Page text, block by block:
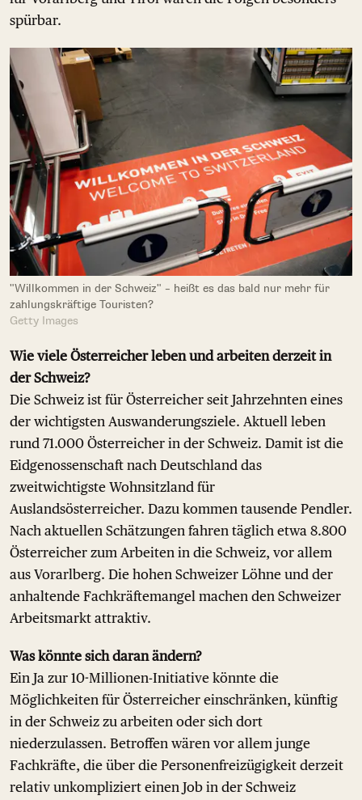
spürbar.
"Willkommen in der Schweiz" – heißt es das bald nur mehr für
zahlungskräftige Touristen?
Getty Images
Wie viele Österreicher leben und arbeiten derzeit in
der Schweiz?
Die Schweiz ist für Österreicher seit Jahrzehnten eines
der wichtigsten Auswanderungsziele. Aktuell leben
rund 71.000 Österreicher in der Schweiz. Damit ist die
Eidgenossenschaft nach Deutschland das
zweitwichtigste Wohnsitzland für
Auslandsösterreicher. Dazu kommen tausende Pendler.
Nach aktuellen Schätzungen fahren täglich etwa 8.800
Österreicher zum Arbeiten in die Schweiz, vor allem
aus Vorarlberg. Die hohen Schweizer Löhne und der
anhaltende Fachkräftemangel machen den Schweizer
Arbeitsmarkt attraktiv.
Was könnte sich daran ändern?
Ein Ja zur 10-Millionen-Initiative könnte die
Möglichkeiten für Österreicher einschränken, künftig
in der Schweiz zu arbeiten oder sich dort
niederzulassen. Betroffen wären vor allem junge
Fachkräfte, die über die Personenfreizügigkeit derzeit
relativ unkompliziert einen Job in der Schweiz